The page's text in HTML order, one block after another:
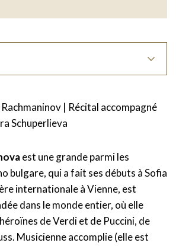
| Récital accompagné
Schuperlieva
est une grande parmi les
bulgare, qui a fait ses débuts à Sofia
internationale à Vienne, est
dans le monde entier, où elle
de Verdi et de Puccini, de
Musicienne accomplie (elle est